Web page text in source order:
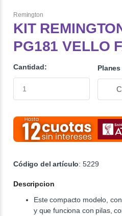
Remington
KIT
PG181 VELLO
Cantidad:
Código del artículo: 5229
Descripcion
Este compacto modelo,
y que funciona con pilas,